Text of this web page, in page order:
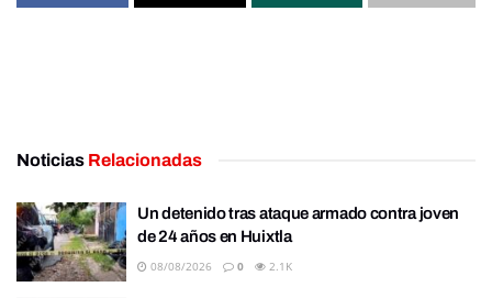
Noticias Relacionadas
Un detenido tras ataque armado contra joven
de 24 años en Huixtla
08/08/2026 0 2.1K